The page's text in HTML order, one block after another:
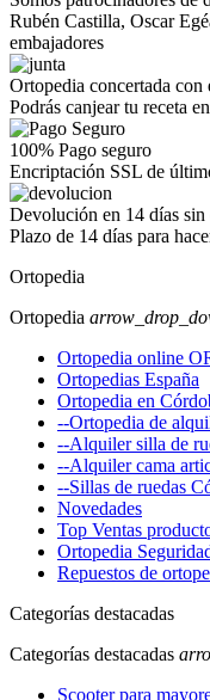
Rubén Castilla, Oscar
embajadores
Ortopedia concertada
Podrás canjear tu receta
100% Pago seguro
Encriptación SSL de
Devolución en 14 días
Plazo de 14 días para
Ortopedia
Ortopedia
Ortopedia online
Ortopedias España
Ortopedia en
--Ortopedia de
--Alquiler silla de
--Alquiler cama
--Sillas de ruedas
Novedades
Top Ventas
Ortopedia
Repuestos de
Categorías destacadas
Categorías destacadas
Scooter para